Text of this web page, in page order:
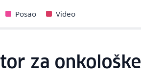
Posao Video
za onkološke